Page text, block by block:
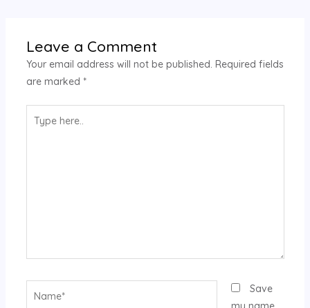
Leave a Comment
Your email address will not be published. Required fields
are marked *
here..
Save